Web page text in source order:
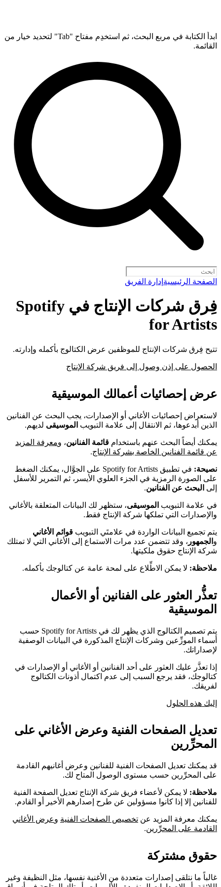
ابدأ الكتابة في مربع البحث، ثم استخدِم مفتاح "Tab" لتحديد خيار من
القائمة.
الصفحة الرئيسية إدارة الفريق
فِرق شركات الإنتاج في Spotify
for Artists
تتيح فِرق شركات الإنتاج للموظفين عرض الكتالوج بأكمله وإدارته.
الحصول على إذن وصول إلى فريق شركة الإنتاج
عرض إحصائيات أعمالك الموسيقية
لاستعراض إحصائيات الأغاني أو الإصدارات، يجب البحث عن الفنانين
الذين أبدعوها، ثم الانتقال إلى علامة التبويب الموسيقى لديهم.
يمكنك أيضاً البحث عنهم باستخدام قائمة الفنانين، ومعرفة المزيد
عن قائمة الفنانين الخاصة بشركة الإنتاج.
نصيحة:
في تطبيق Spotify for Artists على الجوَّال، يمكنك الضغط
على الصورة الرمزية في الجزء العلوي الأيسر، ثم التمرير للأسفل
إلى البحث عن الفنانين.
في علامة التبويب الموسيقى، ستظهر لك البيانات المتعلقة بالأغاني
والإصدارات التي تملكها شركة الإنتاج فقط.
يتم تجميع البيانات الواردة في علامتَي التبويب قوائم الأغاني
و الجمهور ، وقد تتضمن عدد مرات الاستماع إلى الأغاني التي لا تمتلك
شركة الإنتاج حقوق ملكيتها.
ملاحظة: لا يمكن الاطِّلاع على لمحة عامة عن كتالوجك بأكمله.
تعذُّر العثور على الفنانين أو الأعمال
الموسيقية
يتم تصميم الكتالوج الذي يظهر لك في Spotify for Artists حسب
أسماء الموزِّعين وشركات الإنتاج المذكورة في البيانات الوصفية
لإصداراتك.
إذا تعذَّر عليك العثور على أحد الفنانين أو الأغاني أو الإصدارات في
كتالوجك، فقد يرجع السبب إلى عدم اكتمال أذونات الكتالوج
لفريقك.
إليك هذه الحلول
تعديل الصفحات الفنية وعرض الأغاني على
المحرِّرين
قد يمكنك تعديل الصفحات الفنية للفنانين وعرض أغانيهم القادمة
على المحرِّرين حسب مستوى الوصول المتاح لك.
ملاحظة: لا يمكن لأعضاء فريق شركة الإنتاج تعديل الصفحة الفنية
للفنانين إلا إذا كانوا مسؤولين عن طرح إصدارهم الأخير أو القادم.
يمكنك معرفة المزيد عن تخصيص الصفحات الفنية وعرض الأغاني
القادمة على المحرِّرين.
حقوق مشتركة
غالباً ما نتلقى إصدارات متعددة من الأغنية نفسها، مثل النظيفة وغير